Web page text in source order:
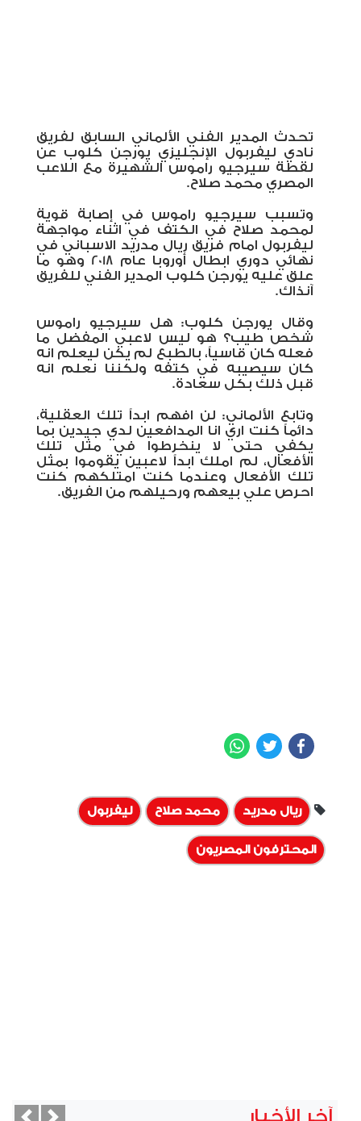
تحدث المدير الفني الألماني السابق لفريق
نادي ليفربول الإنجليزي يورجن كلوب عن
لقطة سيرجيو راموس الشهيرة مع اللاعب
المصري محمد صلاح.
وتسبب سيرجيو راموس في إصابة قوية
لمحمد صلاح في الكتف في اثناء مواجهة
ليفربول امام فريق ريال مدريد الاسباني في
نهائي دوري ابطال أوروبا عام 2018 وهو ما
علق عليه يورجن كلوب المدير الفني للفريق
آنذاك.
وقال يورجن كلوب: هل سيرجيو راموس
شخص طيب؟ هو ليس لاعبي المفضل ما
فعله كان قاسياً، بالطبع لم يكن ليعلم انه
كان سيصيبه في كتفه ولكننا نعلم انه
قبل ذلك بكل سعادة.
وتابع الألماني: لن افهم ابداً تلك العقلية،
دائماً كنت اري انا المدافعين لدي جيدين بما
يكفي حتى لا ينخرطوا في مثل تلك
الأفعال، لم املك ابداً لاعبين يقوموا بمثل
تلك الأفعال وعندما كنت امتلكهم كنت
احرص علي بيعهم ورحيلهم من الفريق.
Facebook
Twitter
ريال مدريد محمد صلاح ليفربول
المحترفون المصريون
آخر الأخبار